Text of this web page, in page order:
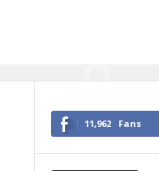
11,962 Fans